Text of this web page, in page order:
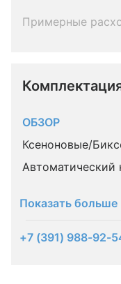
Примерные
ОБЗОР
Ксеноновые/
Автоматический
Показать больше
+7 (391) 988-92-